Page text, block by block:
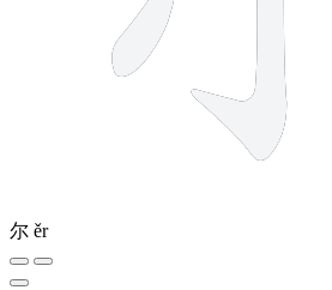
尔 ěr